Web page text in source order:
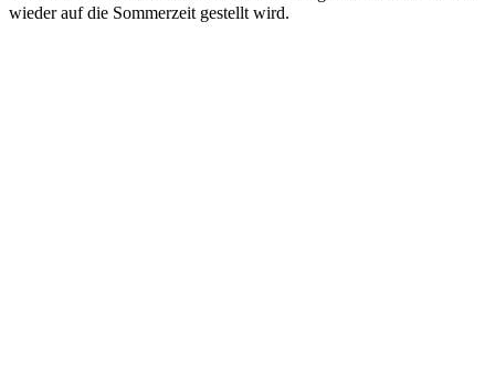
wieder auf die Sommerzeit gestellt wird.